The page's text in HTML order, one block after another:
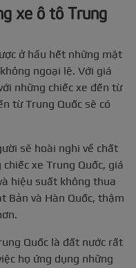
xe ô tô Trung
ở hầu hết những mặt
ngoại lệ. Với giá
những chiếc xe đến từ
từ Trung Quốc sẽ có
sẽ hoài nghi về chất
xe Trung Quốc, giá
hiệu suất không thua
Bản và Hàn Quốc, thậm
Quốc là đất nước rất
họ ứng dụng những